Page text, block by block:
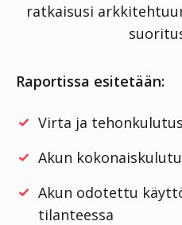
ratkaisusi
Raportissa esitetään:
Virta ja
Akun
Akun odotettu
tilanteessa